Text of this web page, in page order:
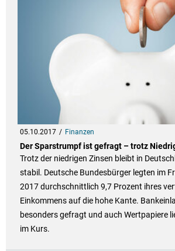
05.10.2017 Finanzen
Der Sparstrumpf ist gefragt – trotz
Trotz der niedrigen Zinsen bleibt in
stabil. Deutsche Bundesbürger legten im
2017 durchschnittlich 9,7 Prozent ihres
Einkommens auf die hohe Kante.
besonders gefragt und auch Wertpapiere
im Kurs.